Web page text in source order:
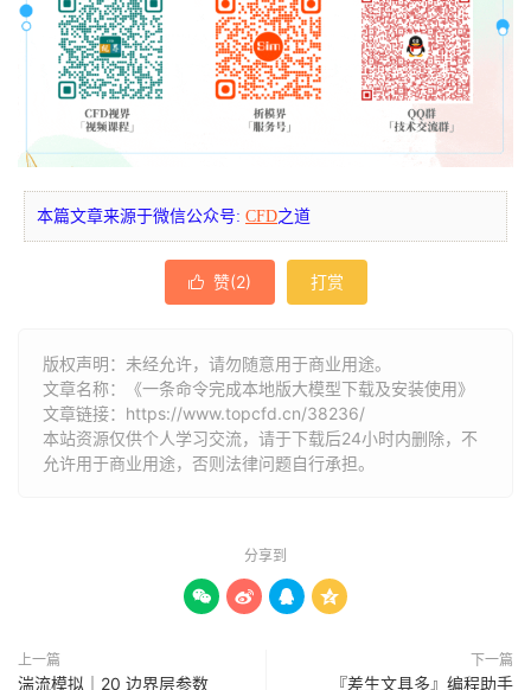
本篇文章来源于微信公众号: CFD之道
 赞(2) 打赏
版权声明：未经允许，请勿随意用于商业用途。
文章名称：《一条命令完成本地版大模型下载及安装使用》
文章链接： https://www.topcfd.cn/38236/
本站资源仅供个人学习交流，请于下载后24小时内删除，不
允许用于商业用途，否则法律问题自行承担。
分享到
   
上一篇
湍流模拟｜20 边界层参数
下一篇
『差生文具多』编程助手